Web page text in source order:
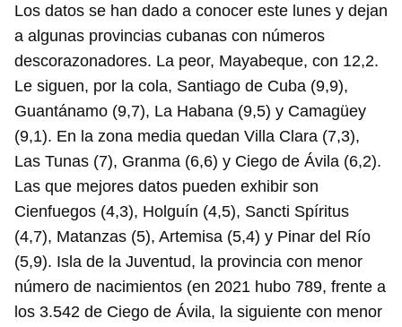
Los datos se han dado a conocer este lunes y dejan
a algunas provincias cubanas con números
descorazonadores. La peor, Mayabeque, con 12,2.
Le siguen, por la cola, Santiago de Cuba (9,9),
Guantánamo (9,7), La Habana (9,5) y Camagüey
(9,1). En la zona media quedan Villa Clara (7,3),
Las Tunas (7), Granma (6,6) y Ciego de Ávila (6,2).
Las que mejores datos pueden exhibir son
Cienfuegos (4,3), Holguín (4,5), Sancti Spíritus
(4,7), Matanzas (5), Artemisa (5,4) y Pinar del Río
(5,9). Isla de la Juventud, la provincia con menor
número de nacimientos (en 2021 hubo 789, frente a
los 3.542 de Ciego de Ávila, la siguiente con menor